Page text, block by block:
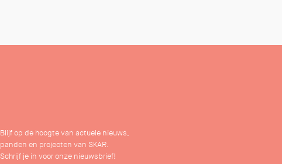
Blijf op de hoogte van actuele nieuws,
panden en projecten van SKAR.
Schrijf je in voor onze nieuwsbrief!